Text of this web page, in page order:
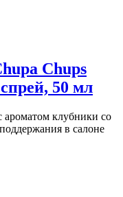
Chups
50 мл
ароматом клубники со
в салоне